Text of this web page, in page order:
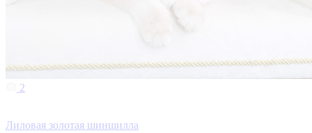
2
Лиловая золотая шиншилла